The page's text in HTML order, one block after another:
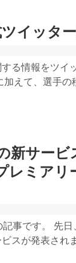
イッタ
る情報をツイ
加えて、選手
新サー
レミアリ
事です。 先
スが発表され